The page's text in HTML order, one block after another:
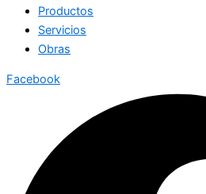
Productos
Servicios
Obras
Facebook